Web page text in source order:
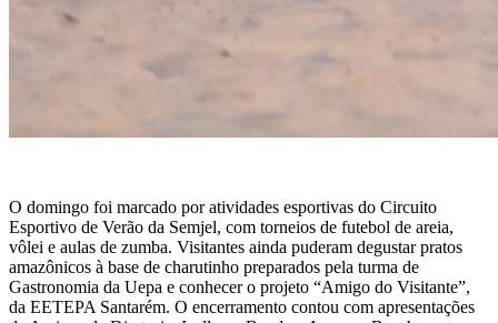
O domingo foi marcado por atividades esportivas do Circuito
Esportivo de Verão da Semjel, com torneios de futebol de areia,
vôlei e aulas de zumba. Visitantes ainda puderam degustar pratos
amazônicos à base de charutinho preparados pela turma de
Gastronomia da Uepa e conhecer o projeto “Amigo do Visitante”,
da EETEPA Santarém. O encerramento contou com apresentações